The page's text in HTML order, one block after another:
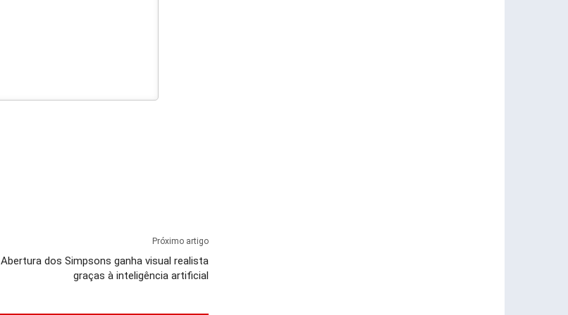
Próximo artigo
Abertura dos Simpsons ganha visual realista
graças à inteligência artificial